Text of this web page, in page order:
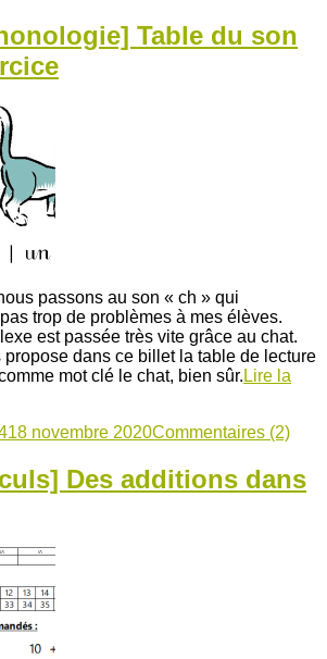
Table du son
passons au son « ch » qui
trop de problèmes à mes élèves.
est passée très vite grâce au chat.
propose dans ce billet la table de lecture
mot clé le chat, bien sûr. Lire la
18 novembre 2020Commentaires (2)
Des additions dans